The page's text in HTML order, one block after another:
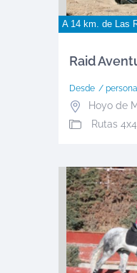
A 14 km. de Las
Raid
Desde / persona
Hoyo de
Rutas 4x4